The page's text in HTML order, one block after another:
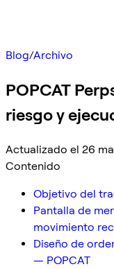
Blog/Archivo
POPCAT
riesgo y
Actualizado el 26
Contenido
Objetivo del
Pantalla de
movimiento
Diseño de
— POPCAT